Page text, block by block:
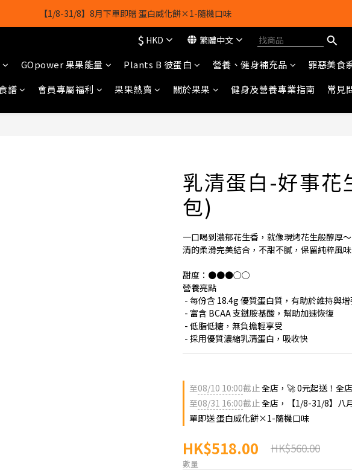
【1/8-31/8】8月下單即贈 蛋白威化餅×1-隨機口味
【1/8-31/8】8月下單即贈 蛋白威化餅×1-隨機口味
結帳輸入[gopowerhk]，可享全單*95折*，可與活動折扣疊加。
[新會員優惠]新會員註冊即送$20購物金
【1/8-31/8】8月下單即贈 蛋白威化餅×1-隨機口味
$ HKD 繁體中文
GOpower 果果能量 Plants B 彼蛋白 營養、健身補充品
罪惡美食
譜
會員專屬福利 果果熱賣 關於果果 健身及營養專業指南 常見
乳清蛋白-好事
包)
一口喝到濃郁花生香，就像現烤花生般醇厚
清的柔滑完美結合，不甜不膩，保留純粹風味
甜度：●●●○○
營養亮點
- 每份含 18.4g 優質蛋白質，有助於維持與
- 富含 BCAA 支鏈胺基酸，幫助加速恢復
- 低脂低糖，無負擔輕享受
- 採用優質濃縮乳清蛋白，吸收快
至08/10 10:00截止全店，🚀 0元起送！全
至08/31 16:00截止全店，【1/8-31/8】八
單即送 蛋白威化餅×1-隨機口味
HK$518.00 HK$560.00
數量